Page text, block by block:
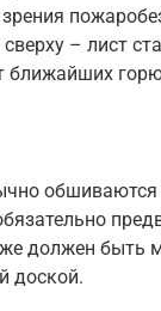
– лист
ближайших
должен быть
доской.